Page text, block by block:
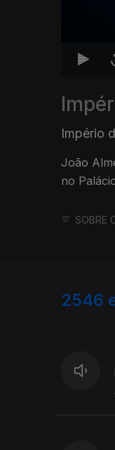
Império
João
no
SOBRE
2546